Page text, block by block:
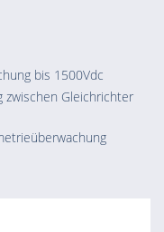
bis 1500Vdc
zwischen Gleichrichter